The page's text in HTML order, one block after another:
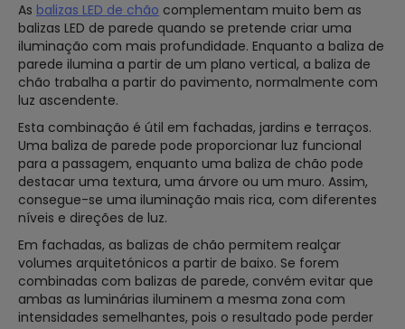
As balizas LED de chão complementam muito bem as
balizas LED de parede quando se pretende criar uma
iluminação com mais profundidade. Enquanto a baliza de
parede ilumina a partir de um plano vertical, a baliza de
chão trabalha a partir do pavimento, normalmente com
luz ascendente.
Esta combinação é útil em fachadas, jardins e terraços.
Uma baliza de parede pode proporcionar luz funcional
para a passagem, enquanto uma baliza de chão pode
destacar uma textura, uma árvore ou um muro. Assim,
consegue-se uma iluminação mais rica, com diferentes
níveis e direções de luz.
Em fachadas, as balizas de chão permitem realçar
volumes arquitetónicos a partir de baixo. Se forem
combinadas com balizas de parede, convém evitar que
ambas as luminárias iluminem a mesma zona com
intensidades semelhantes, pois o resultado pode perder